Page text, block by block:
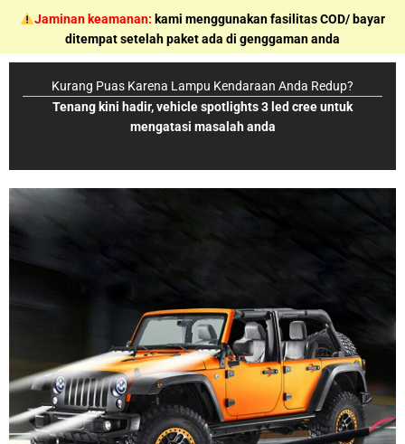
Jaminan keamanan: kami menggunakan fasilitas COD/ bayar
ditempat setelah paket ada di genggaman anda
Kurang Puas Karena Lampu Kendaraan Anda Redup?
Tenang kini hadir, vehicle spotlights 3 led cree untuk
mengatasi masalah anda